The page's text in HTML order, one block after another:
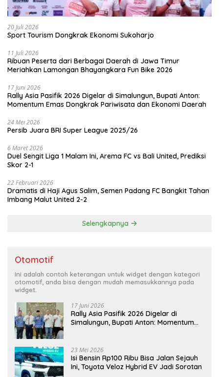
20 Juli 2026
Sport Tourism Dongkrak Ekonomi Sukoharjo
11 Juli 2026
Ribuan Peserta dari Berbagai Daerah di Jawa Timur
Meriahkan Lamongan Bhayangkara Fun Bike 2026
17 Juni 2026
Rally Asia Pasifik 2026 Digelar di Simalungun, Bupati Anton:
Momentum Emas Dongkrak Pariwisata dan Ekonomi Daerah
24 Mei 2026
Persib Juara BRI Super League 2025/26
6 Maret 2026
Duel Sengit Liga 1 Malam Ini, Arema FC vs Bali United, Prediksi
Skor 2-1
22 Februari 2026
Dramatis di Haji Agus Salim, Semen Padang FC Bangkit Tahan
Imbang Malut United 2-2
Selengkapnya
Otomotif
Ini adalah contoh keterangan untuk widget dengan kategori
otomotif, anda bisa dengan mudah memasukkannya pada
widget.
17 Juni 2026
Rally Asia Pasifik 2026 Digelar di
Simalungun, Bupati Anton: Momentum
23 Mei 2026
Isi Bensin Rp100 Ribu Bisa Jalan Sejauh
Ini, Toyota Veloz Hybrid EV Jadi Sorotan